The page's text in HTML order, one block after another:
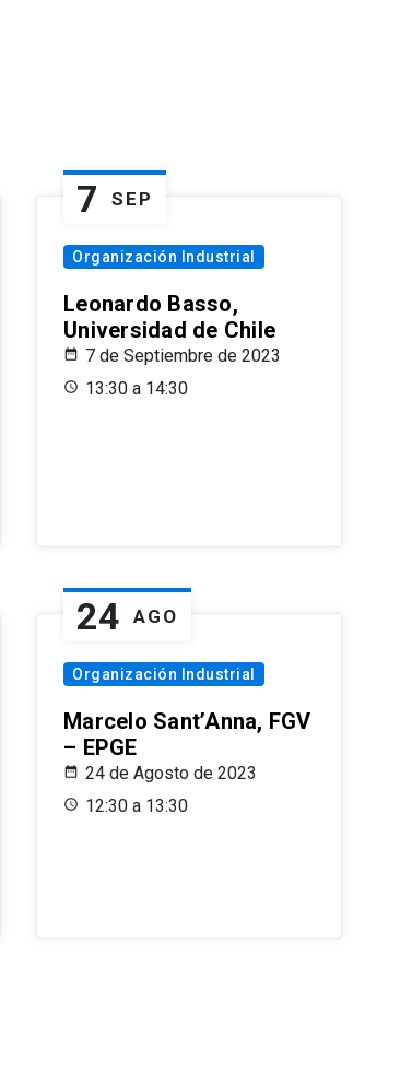
7 SEP
Organización Industrial
Leonardo Basso,
Universidad de Chile
7 de Septiembre de 2023
13:30 a 14:30
24 AGO
Organización Industrial
Marcelo Sant’Anna, FGV
– EPGE
24 de Agosto de 2023
12:30 a 13:30